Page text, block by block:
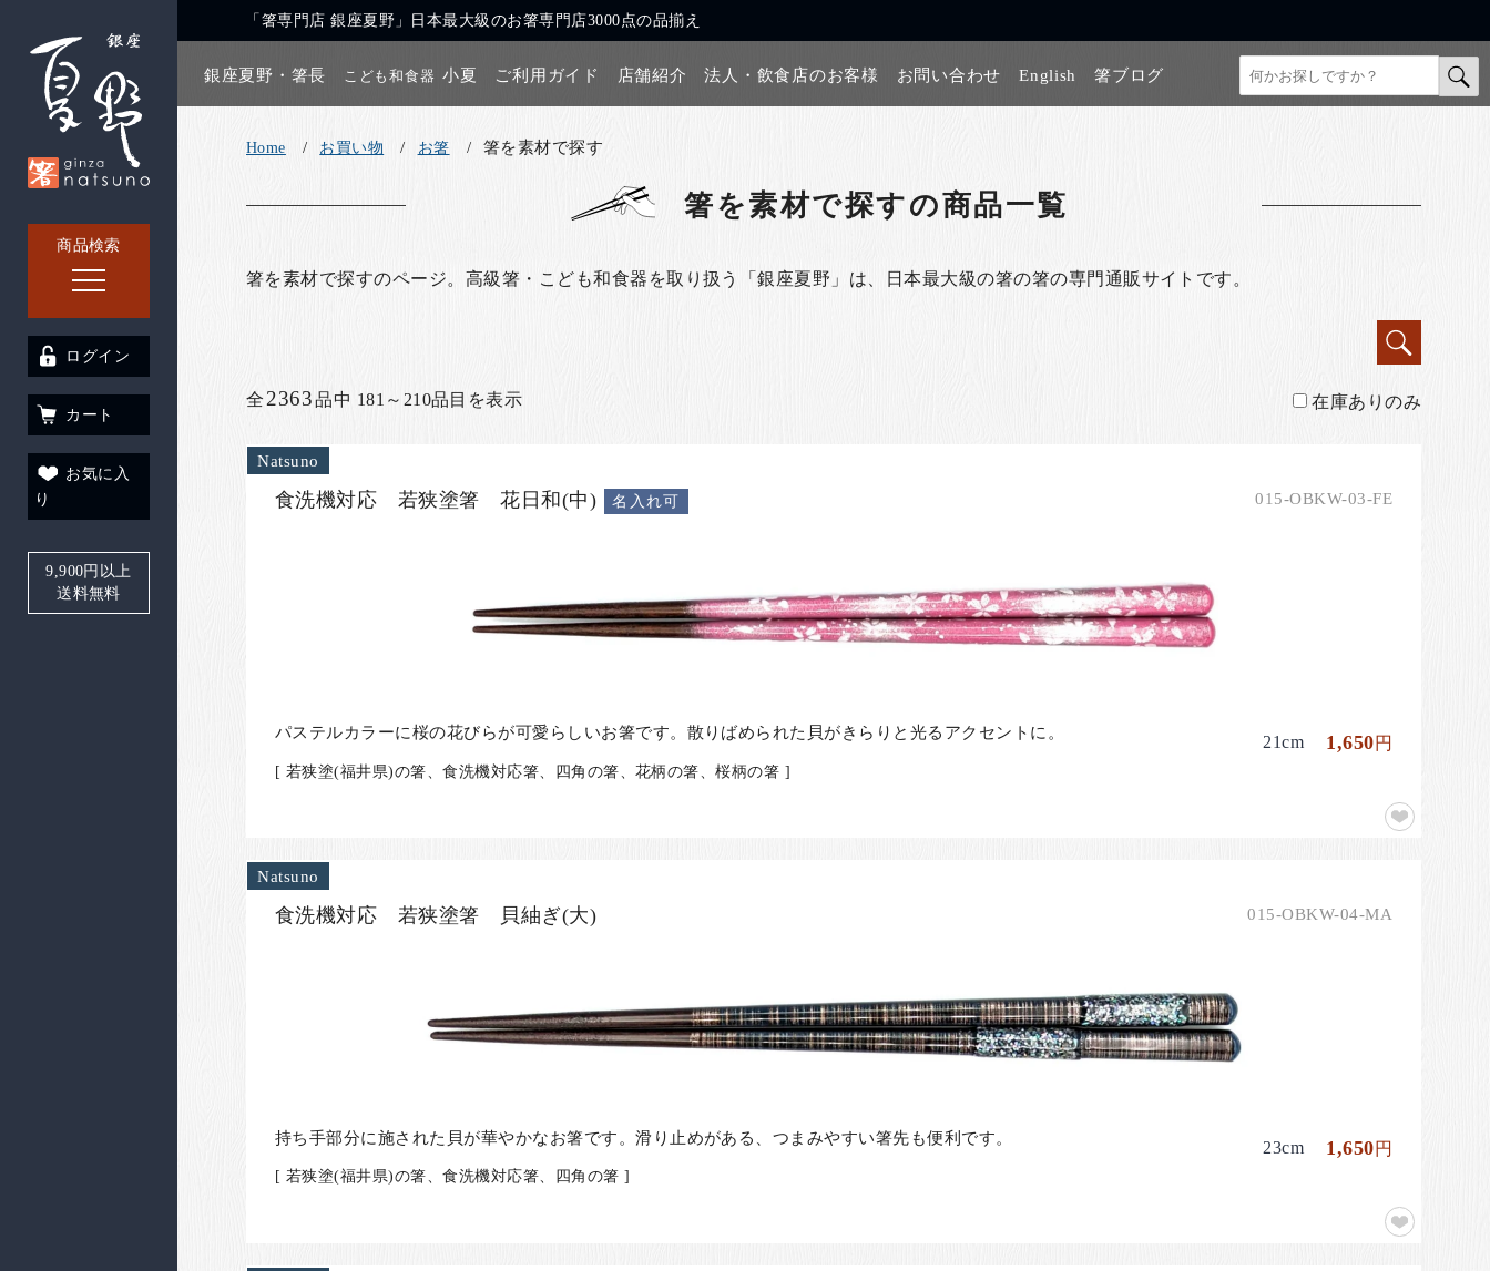
商品検索
「箸専門店 銀座夏野」日本最大級のお箸専門店3000点の品揃え
銀座夏野・箸長 こども和食器 小夏 ご利用ガイド 店舗紹介 法人・飲食店のお客様 お問い合わせ English 箸ブログ
ログイン
カート
お気に入
り
9,900円以上
送料無料
Home お買い物 お箸 箸を素材で探す
箸を素材で探すの商品一覧
箸を素材で探すのページ。高級箸・こども和食器を取り扱う「銀座夏野」は、日本最大級の箸の箸の専門通販サイトです。
全 2363品中 181～210品目を表示 在庫ありのみ
Natsuno
食洗機対応 若狭塗箸 花日和(中) 名入れ可 015-OBKW-03-FE
パステルカラーに桜の花びらが可愛らしいお箸です。散りばめられた貝がきらりと光るアクセントに。
[ 若狭塗(福井県)の箸、食洗機対応箸、四角の箸、花柄の箸、桜柄の箸 ]
21cm 1,650円
Natsuno
食洗機対応 若狭塗箸 貝紬ぎ(大) 015-OBKW-04-MA
持ち手部分に施された貝が華やかなお箸です。滑り止めがある、つまみやすい箸先も便利です。
[ 若狭塗(福井県)の箸、食洗機対応箸、四角の箸 ]
23cm 1,650円